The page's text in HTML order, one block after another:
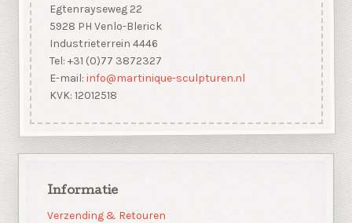
Egtenrayseweg 22
5928 PH Venlo-Blerick
Industrieterrein 4446
Tel: +31 (0)77 3872327
E-mail: info@martinique-sculpturen.nl
KVK: 12012518
Informatie
Verzending & Retouren